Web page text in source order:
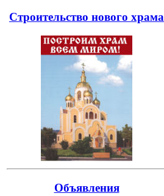
Строительство нового храма
Объявления